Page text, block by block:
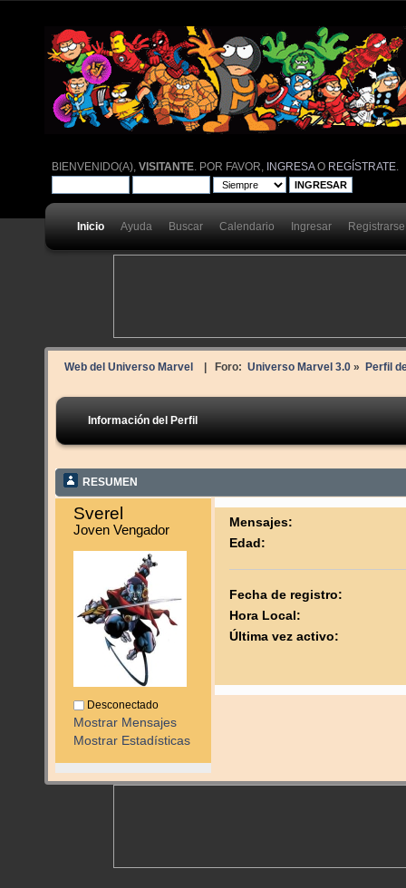
BIENVENIDO(A),VISITANTE . POR FAVOR, INGRESAO REGÍSTRATE
Inicio Ayuda Buscar Calendario Ingresar Registrarse
Web del Universo Marvel | Foro: Universo Marvel 3.0» Perfil
Información del Perfil
RESUMEN
Sverel
Joven Vengador
Desconectado
Mostrar Mensajes
Mostrar Estadísticas
Mensajes:
Edad:
Fecha de registro:
Hora Local:
Última vez activo: